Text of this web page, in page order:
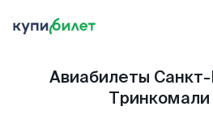
Авиабилеты
Тринкомали